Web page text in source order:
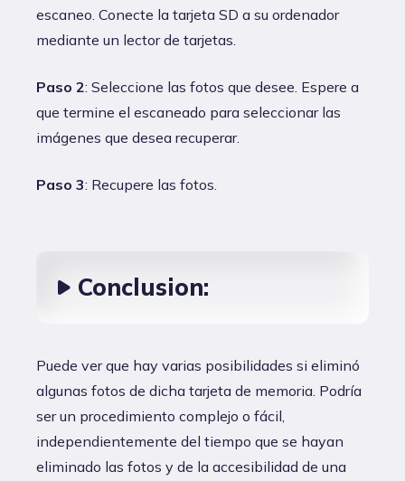
escaneo. Conecte la tarjeta SD a su ordenador
mediante un lector de tarjetas.
Paso 2: Seleccione las fotos que desee. Espere a
que termine el escaneado para seleccionar las
imágenes que desea recuperar.
Paso 3: Recupere las fotos.
Conclusion:
Puede ver que hay varias posibilidades si eliminó
algunas fotos de dicha tarjeta de memoria. Podría
ser un procedimiento complejo o fácil,
independientemente del tiempo que se hayan
eliminado las fotos y de la accesibilidad de una